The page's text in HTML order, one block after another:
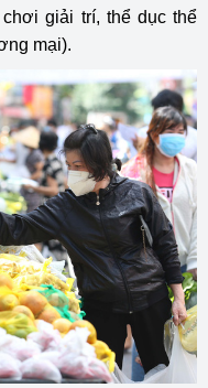
giải trí, thể dục thể
mại).